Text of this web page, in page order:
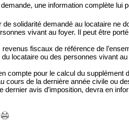
une information complète lui
solidarité demandé au locataire ne
vivant au foyer. Il peut être
fiscaux de référence de
locataire ou des personnes vivant
compte pour le calcul du supplément
cours de la dernière année civile ou
avis d’imposition, devra en